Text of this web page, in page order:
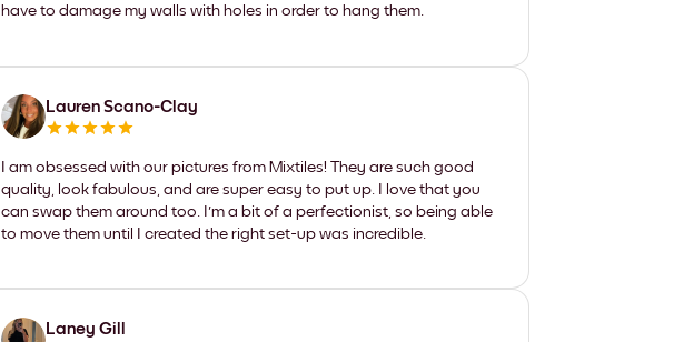
have to damage my walls with holes in order to hang them.
Lauren Scano-Clay
I am obsessed with our pictures from Mixtiles! They are such good
quality, look fabulous, and are super easy to put up. I love that you
can swap them around too. I'm a bit of a perfectionist, so being able
to move them until I created the right set-up was incredible.
Laney Gill